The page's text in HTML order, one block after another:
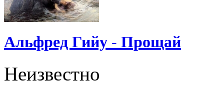
Альфред Гийу - Прощай
Неизвестно